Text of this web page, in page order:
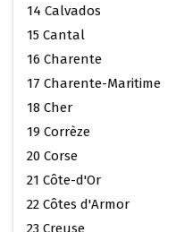
14 Calvados
15 Cantal
16 Charente
17 Charente-Maritime
18 Cher
19 Corrèze
20 Corse
21 Côte-d'Or
22 Côtes d'Armor
23 Creuse